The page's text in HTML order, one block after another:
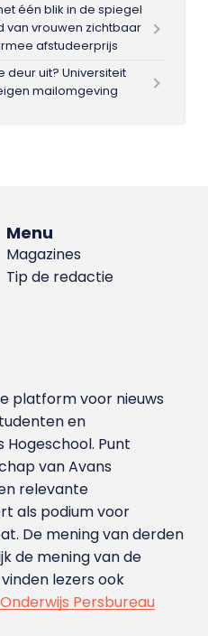
één blik in de spiegel
van vrouwen zichtbaar
afstudeerprijs
deur uit? Universiteit
mailomgeving
Menu
Magazines
Tip de redactie
platform voor nieuws
en
Punt
van Avans
relevante
als podium voor
De mening van derden
de mening van de
lezers ook
Persbureau